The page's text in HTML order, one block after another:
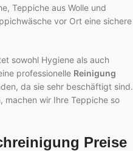
Teppiche aus Wolle und
vor Ort eine sichere
sowohl Hygiene als auch
professionelle Reinigung
da sie sehr beschäftigt sind.
machen wir Ihre Teppiche so
Preise